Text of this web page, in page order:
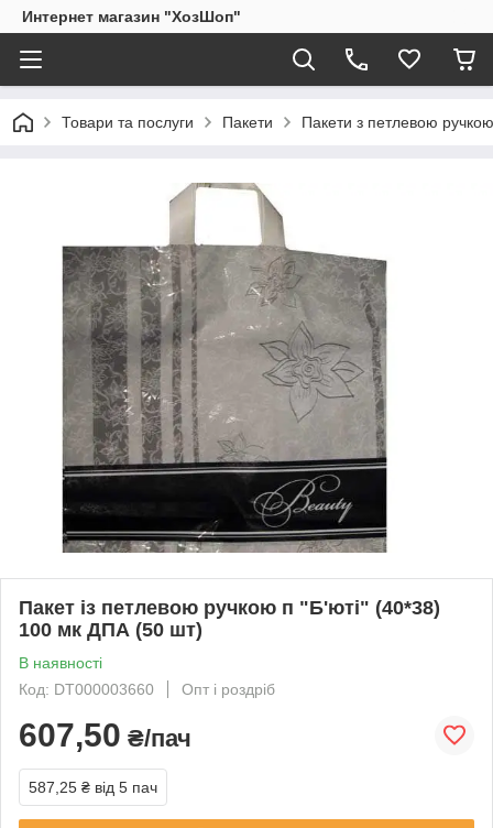
Интернет магазин "ХозШоп"
Товари та послуги Пакети Пакети з петлевою ручкою
Пакет із петлевою ручкою п "Б'юті" (40*38)
100 мк ДПА (50 шт)
В наявності
Код: DT000003660
Опт і роздріб
607,50 ₴/пач
587,25 ₴ від 5 пач